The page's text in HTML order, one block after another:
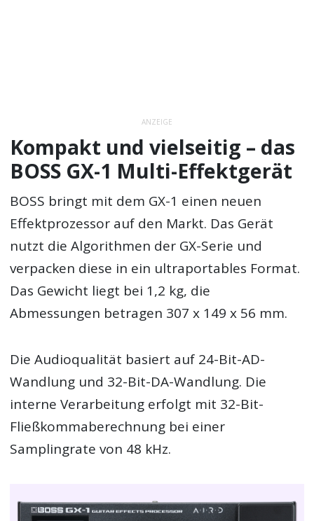
ANZEIGE
Kompakt und vielseitig – das
BOSS GX-1 Multi-Effektgerät
BOSS bringt mit dem GX-1 einen neuen
Effektprozessor auf den Markt. Das Gerät
nutzt die Algorithmen der GX-Serie und
verpacken diese in ein ultraportables Format.
Das Gewicht liegt bei 1,2 kg, die
Abmessungen betragen 307 x 149 x 56 mm.
Die Audioqualität basiert auf 24-Bit-AD-
Wandlung und 32-Bit-DA-Wandlung. Die
interne Verarbeitung erfolgt mit 32-Bit-
Fließkommaberechnung bei einer
Samplingrate von 48 kHz.